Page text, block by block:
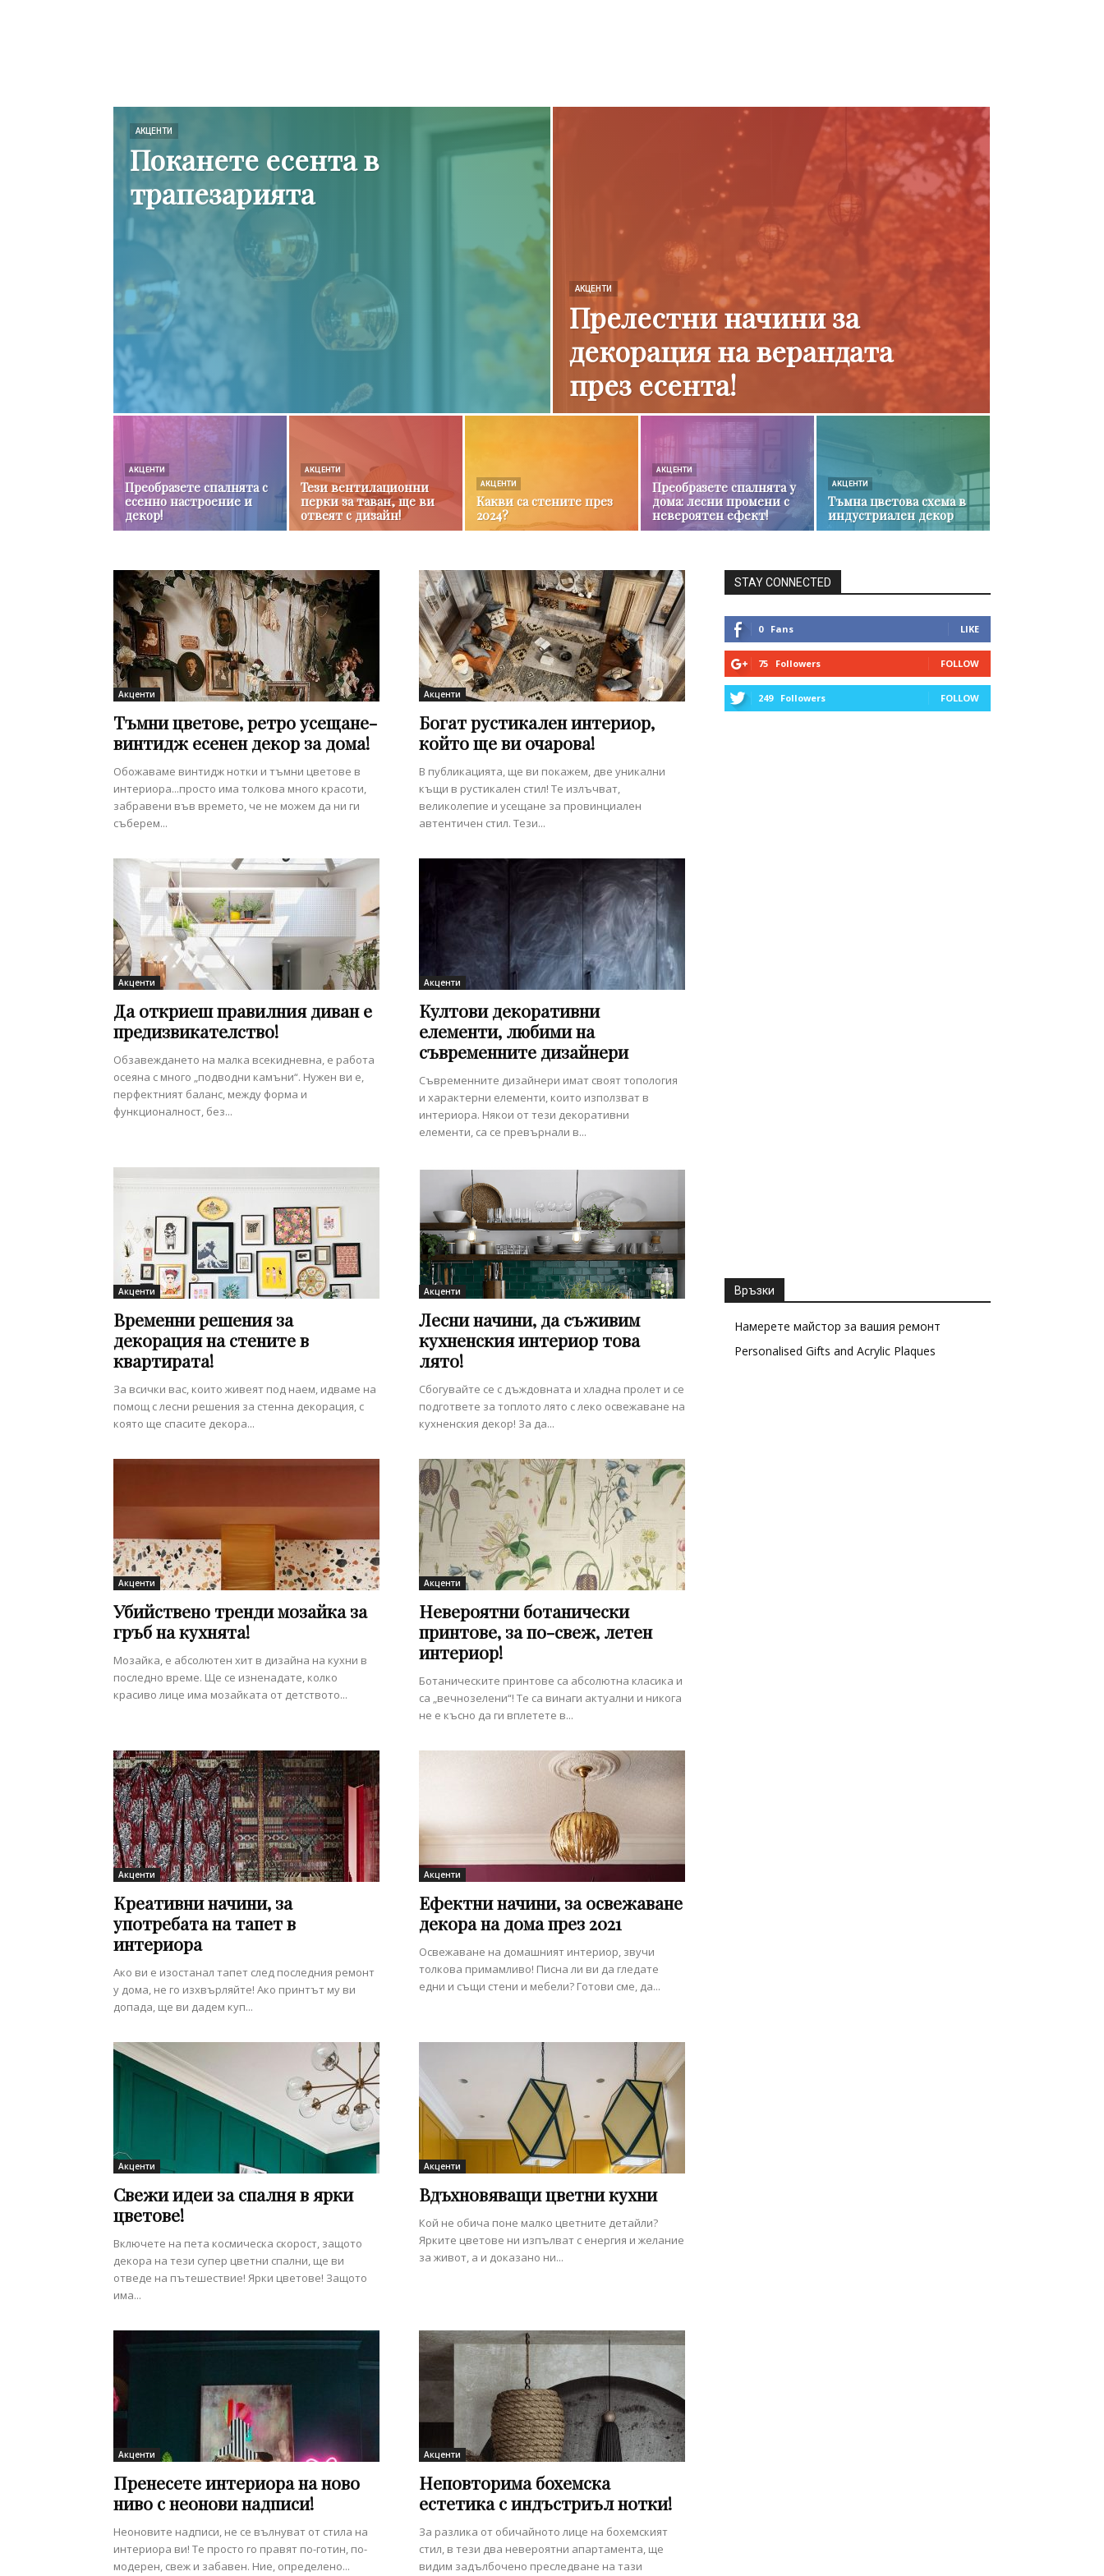
АКЦЕНТИ
Поканете есента в
трапезарията
АКЦЕНТИ
Прелестни начини за
декорация на верандата
през есента!
АКЦЕНТИ
Преобразете спалнята с
есенно настроение и
декор!
АКЦЕНТИ
Тези вентилационни
перки за таван, ще ви
отвеят с дизайн!
АКЦЕНТИ
Какви са стените през
2024?
АКЦЕНТИ
Преобразете спалнята у
дома: лесни промени с
невероятен ефект!
АКЦЕНТИ
Тъмна цветова схема в
индустриален декор
Акценти
Тъмни цветове, ретро усещане-
винтидж есенен декор за дома!
Обожаваме винтидж нотки и тъмни цветове в
интериора...просто има толкова много красоти,
забравени във времето, че не можем да ни ги
съберем...
Акценти
Богат рустикален интериор,
който ще ви очарова!
В публикацията, ще ви покажем, две уникални
къщи в рустикален стил! Те излъчват,
великолепие и усещане за провинциален
автентичен стил. Тези...
Акценти
Да откриеш правилния диван е
предизвикателство!
Обзавеждането на малка всекидневна, е работа
осеяна с много „подводни камъни“. Нужен ви е,
перфектният баланс, между форма и
функционалност, без...
Акценти
Култови декоративни
елементи, любими на
съвременните дизайнери
Съвременните дизайнери имат своят топология
и характерни елементи, които използват в
интериора. Някои от тези декоративни
елементи, са се превърнали в...
Акценти
Временни решения за
декорация на стените в
квартирата!
За всички вас, които живеят под наем, идваме на
помощ с лесни решения за стенна декорация, с
която ще спасите декора...
Акценти
Лесни начини, да съживим
кухненския интериор това
лято!
Сбогувайте се с дъждовната и хладна пролет и се
подгответе за топлото лято с леко освежаване на
кухненския декор! За да...
Акценти
Убийствено тренди мозайка за
гръб на кухнята!
Мозайка, е абсолютен хит в дизайна на кухни в
последно време. Ще се изненадате, колко
красиво лице има мозайката от детството...
Акценти
Невероятни ботанически
принтове, за по-свеж, летен
интериор!
Ботаническите принтове са абсолютна класика и
са „вечнозелени“! Те са винаги актуални и никога
не е късно да ги вплетете в...
Акценти
Креативни начини, за
употребата на тапет в
интериора
Ако ви е изостанал тапет след последния ремонт
у дома, не го изхвърляйте! Ако принтът му ви
допада, ще ви дадем куп...
Акценти
Ефектни начини, за освежаване
декора на дома през 2021
Освежаване на домашният интериор, звучи
толкова примамливо! Писна ли ви да гледате
едни и същи стени и мебели? Готови сме, да...
Акценти
Свежи идеи за спалня в ярки
цветове!
Включете на пета космическа скорост, защото
декора на тези супер цветни спални, ще ви
отведе на пътешествие! Ярки цветове! Защото
има...
Акценти
Вдъхновяващи цветни кухни
Кой не обича поне малко цветните детайли?
Ярките цветове ни изпълват с енергия и желание
за живот, а и доказано ни...
Акценти
Пренесете интериора на ново
ниво с неонови надписи!
Неоновите надписи, не се вълнуват от стила на
интериора ви! Те просто го правят по-готин, по-
модерен, свеж и забавен. Ние, определено...
Акценти
Неповторима бохемска
естетика с индъстриъл нотки!
За разлика от обичайното лице на бохемският
стил, в тези два невероятни апартамента, ще
видим задълбочено преследване на тази
STAY CONNECTED
0 Fans LIKE
75 Followers FOLLOW
249 Followers FOLLOW
Връзки
Намерете майстор за вашия ремонт
Personalised Gifts and Acrylic Plaques